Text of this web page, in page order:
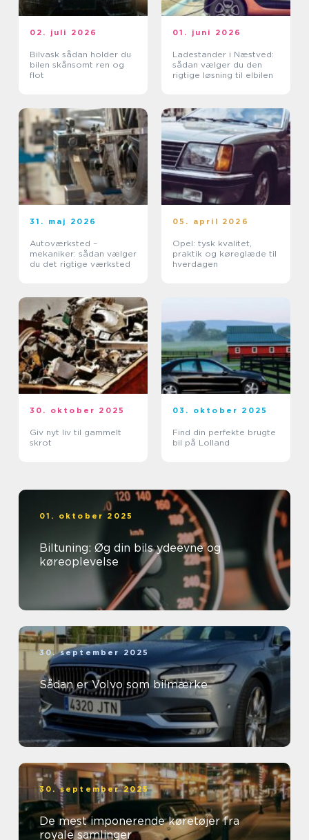
02. juli 2026
Bilvask sådan holder du
bilen skånsomt ren og
flot
01. juni 2026
Ladestander i Næstved:
sådan vælger du den
rigtige løsning til elbilen
31. maj 2026
Autoværksted –
mekaniker: sådan vælger
du det rigtige værksted
05. april 2026
Opel: tysk kvalitet,
praktik og køreglæde til
hverdagen
30. oktober 2025
Giv nyt liv til gammelt
skrot
03. oktober 2025
Find din perfekte brugte
bil på Lolland
01. oktober 2025
Biltuning: Øg din bils ydeevne og
køreoplevelse
30. september 2025
Sådan er Volvo som bilmærke
30. september 2025
De mest imponerende køretøjer fra
royale samlinger